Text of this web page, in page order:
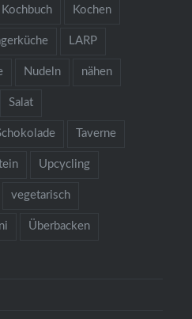
Kochbuch Kochen
LARP
Nudeln nähen
Salat
Taverne
Upcycling
vegetarisch
Überbacken